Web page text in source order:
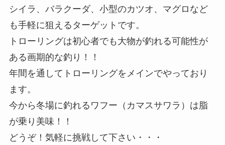
シイラ、バラクーダ、小型のカツオ、マグロなど
も手軽に狙えるターゲットです。
トローリングは初心者でも大物が釣れる可能性が
ある画期的な釣り！！
年間を通してトローリングをメインでやっており
ます。
今から冬場に釣れるワフー（カマスサワラ）は脂
が乗り美味！！
どうぞ！気軽に挑戦して下さい・・・